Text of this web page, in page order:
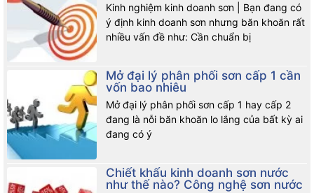
Kinh nghiệm kinh doanh sơn | Bạn đang có
ý định kinh doanh sơn nhưng băn khoăn rất
nhiều vấn đề như: Cần chuẩn bị
Mở đại lý phân phối sơn cấp 1 cần
vốn bao nhiêu
Mở đại lý phân phối sơn cấp 1 hay cấp 2
đang là nỗi băn khoăn lo lắng của bất kỳ ai
đang có ý
Chiết khấu kinh doanh sơn nước
như thế nào? Công nghệ sơn nước